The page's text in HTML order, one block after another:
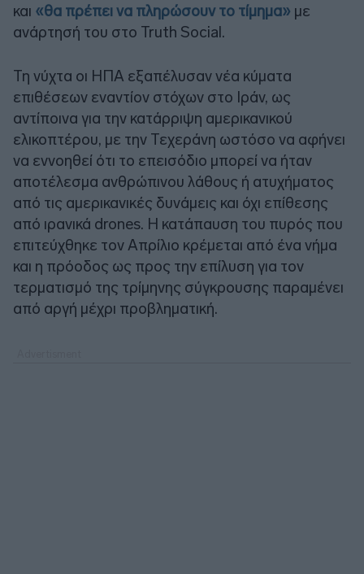
και «θα πρέπει να πληρώσουν το τίμημα» με
ανάρτησή του στο Truth Social.
Τη νύχτα οι ΗΠΑ εξαπέλυσαν νέα κύματα
επιθέσεων εναντίον στόχων στο Ιράν, ως
αντίποινα για την κατάρριψη αμερικανικού
ελικοπτέρου, με την Τεχεράνη ωστόσο να αφήνει
να εννοηθεί ότι το επεισόδιο μπορεί να ήταν
αποτέλεσμα ανθρώπινου λάθους ή ατυχήματος
από τις αμερικανικές δυνάμεις και όχι επίθεσης
από ιρανικά drones. Η κατάπαυση του πυρός που
επιτεύχθηκε τον Απρίλιο κρέμεται από ένα νήμα
και η πρόοδος ως προς την επίλυση για τον
τερματισμό της τρίμηνης σύγκρουσης παραμένει
από αργή μέχρι προβληματική.